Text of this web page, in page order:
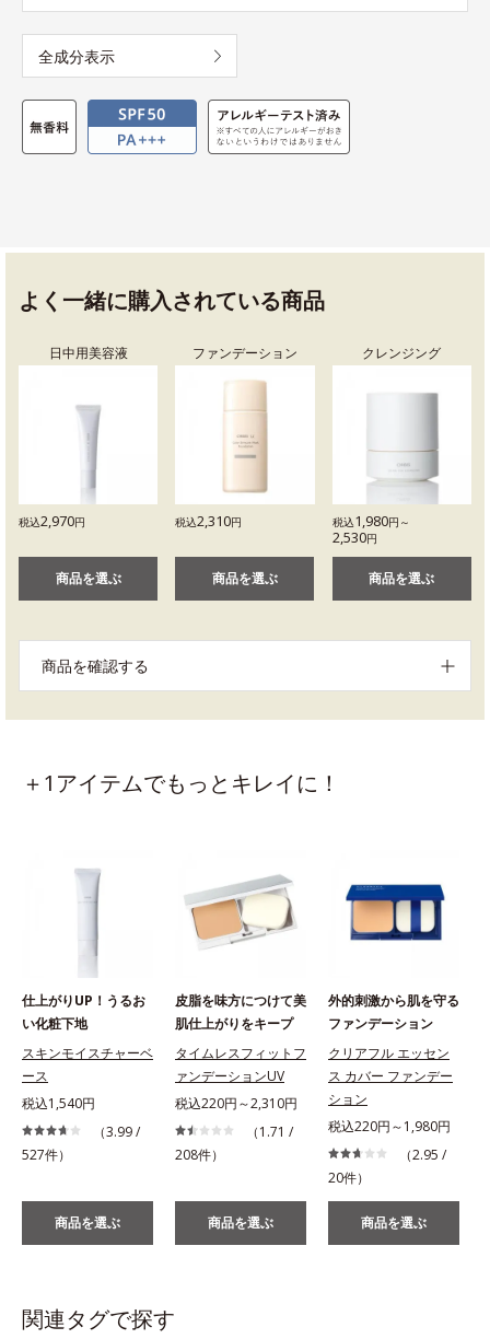
全成分表示
よく一緒に購入されている商品
日中用美容液
税込2,970円
商品を選ぶ
ファンデーション
税込2,310円
商品を選ぶ
クレンジング
税込1,980円～
2,530円
商品を選ぶ
商品を確認する
＋1アイテムでもっとキレイに！
仕上がりUP！うるお
い化粧下地
スキンモイスチャーベ
ース
税込1,540円
（3.99 /
527件）
商品を選ぶ
皮脂を味方につけて美
肌仕上がりをキープ
タイムレスフィットフ
ァンデーションUV
税込220円～2,310円
（1.71 /
208件）
商品を選ぶ
外的刺激から肌を守る
ファンデーション
クリアフル エッセン
ス カバー ファンデー
ション
税込220円～1,980円
（2.95 /
20件）
商品を選ぶ
関連タグで探す